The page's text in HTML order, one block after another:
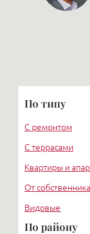
Нажимая на
По типу
С ремонтом
С террасами
Квартиры и
От собственника
Видовые
По району